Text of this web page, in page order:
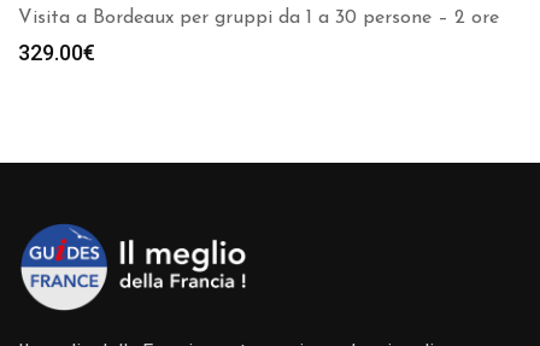
Visita a Bordeaux per gruppi da 1 a 30 persone – 2 ore
329.00€